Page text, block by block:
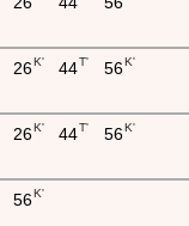
26K' 44T' 56K'
26K' 44T' 56K'
56K'